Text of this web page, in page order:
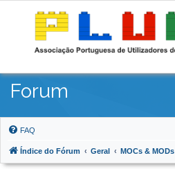
Forum
FAQ
Índice do Fórum Geral MOCs & MODs